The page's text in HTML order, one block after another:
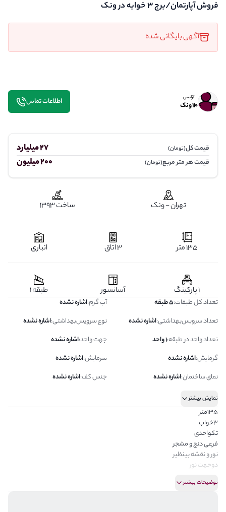
آگهی بایگانی شده
فروش آپارتمان/برج 3 خوابه در ونک
قیمت کل(تومان) 27 میلیارد
قیمت هر متر مربع(تومان) 200 میلیون
آژانس
110 ونک اطلاعات تماس
تهران - ونک ساخت 1393
135 متر 3 اتاق انباری
1 پارکینگ آسانسور طبقه 1
تعداد کل طبقات:5 طبقه آب گرم:اشاره نشده
تعداد سرویس‌بهداشتی:اشاره نشده نوع سرویس‌بهداشتی:اشاره نشده
تعداد واحد در طبقه:1 واحد جهت واحد:اشاره نشده
گرمایش:اشاره نشده سرمایش:اشاره نشده
نمای ساختمان:اشاره نشده جنس کف:اشاره نشده
نمایش بیشتر
۱۳۵متر
۳خواب
تکواحدی
فرعی دنج و مشجر
نور و نقشه بینظیر
دوجهت نور
توضیحات بیشتر